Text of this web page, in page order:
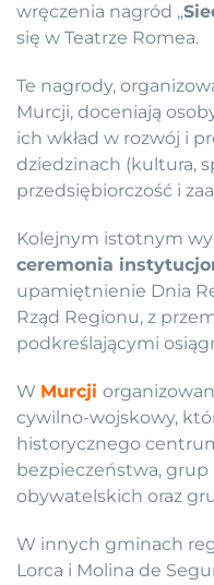
wręczenia nagród „
się w Teatrze Romea.
Te nagrody,
Murcji, doceniają
ich wkład w rozwój i
dziedzinach (kultura,
przedsiębiorczość i
Kolejnym istotnym
ceremonia
upamiętnienie Dnia
Rząd Regionu, z
podkreślającymi
W Murcji
cywilno-wojskowy,
historycznego
bezpieczeństwa,
obywatelskich oraz
W innych gminach
Lorca i Molina de